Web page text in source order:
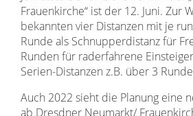
Frauenkirche“ ist der 12. Juni. Zur
bekannten vier Distanzen mit je
Runde als Schnupperdistanz für
Runden für raderfahrene
Serien-Distanzen z.B. über 3
Auch 2022 sieht die Planung eine
ab Dresdner Neumarkt/